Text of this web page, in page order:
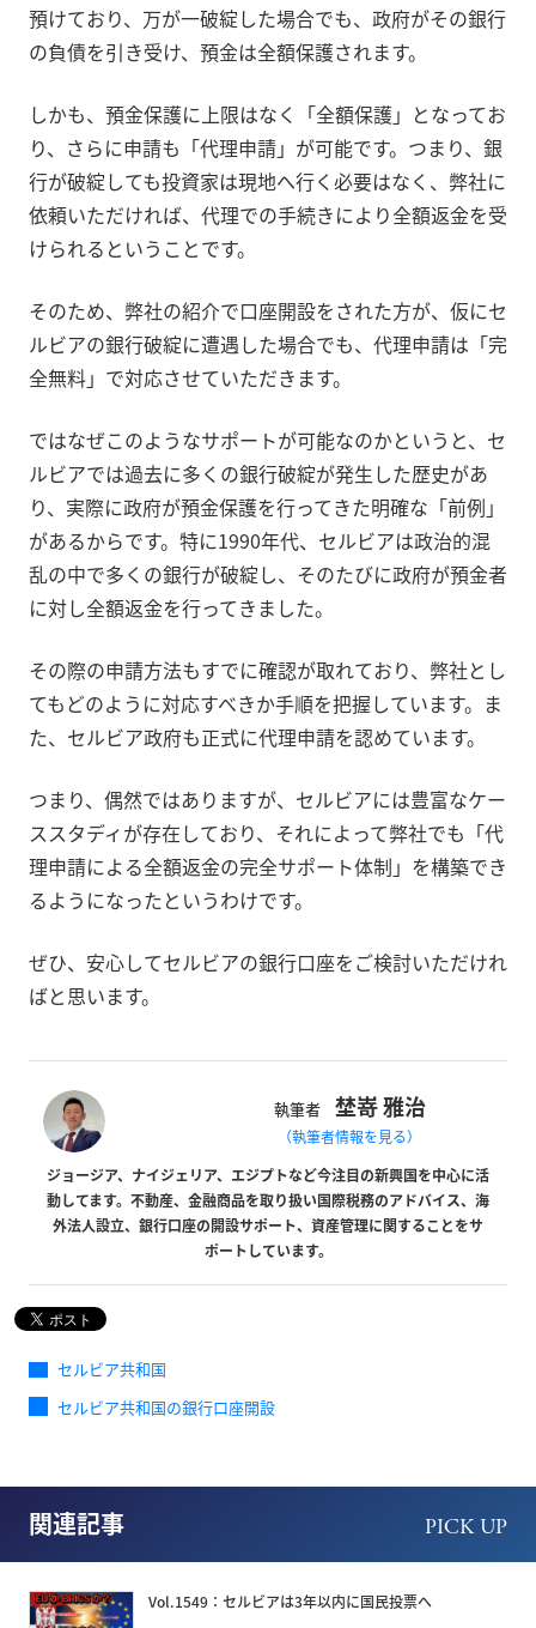
預けており、万が一破綻した場合でも、政府がその銀行
の負債を引き受け、預金は全額保護されます。
しかも、預金保護に上限はなく「全額保護」となってお
り、さらに申請も「代理申請」が可能です。つまり、銀
行が破綻しても投資家は現地へ行く必要はなく、弊社に
依頼いただければ、代理での手続きにより全額返金を受
けられるということです。
そのため、弊社の紹介で口座開設をされた方が、仮にセ
ルビアの銀行破綻に遭遇した場合でも、代理申請は「完
全無料」で対応させていただきます。
ではなぜこのようなサポートが可能なのかというと、セ
ルビアでは過去に多くの銀行破綻が発生した歴史があ
り、実際に政府が預金保護を行ってきた明確な「前例」
があるからです。特に1990年代、セルビアは政治的混
乱の中で多くの銀行が破綻し、そのたびに政府が預金者
に対し全額返金を行ってきました。
その際の申請方法もすでに確認が取れており、弊社とし
てもどのように対応すべきか手順を把握しています。ま
た、セルビア政府も正式に代理申請を認めています。
つまり、偶然ではありますが、セルビアには豊富なケー
ススタディが存在しており、それによって弊社でも「代
理申請による全額返金の完全サポート体制」を構築でき
るようになったというわけです。
ぜひ、安心してセルビアの銀行口座をご検討いただけれ
ばと思います。
執筆者 埜嵜 雅治
（執筆者情報を見る）
ジョージア、ナイジェリア、エジプトなど今注目の新興国を中心に活
動してます。不動産、金融商品を取り扱い国際税務のアドバイス、海
外法人設立、銀行口座の開設サポート、資産管理に関することをサ
ポートしています。
セルビア共和国
セルビア共和国の銀行口座開設
関連記事 PICK UP
Vol.1549：セルビアは3年以内に国民投票へ